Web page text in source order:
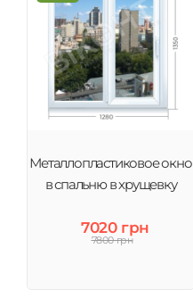
Металлопластиковое окно
в спальню в хрущевку
7020 грн
7800 грн